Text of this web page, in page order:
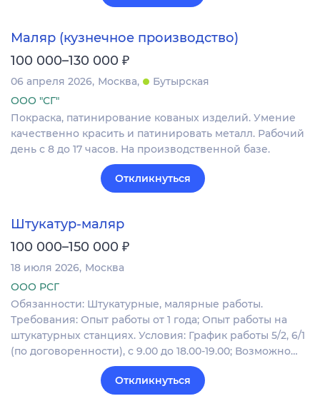
Маляр (кузнечное производство)
100 000–130 000 ₽
06 апреля 2026 Москва
Бутырская
ООО "СГ"
Покраска, патинирование кованых изделий. Умение
качественно красить и патинировать металл. Рабочий
день с 8 до 17 часов. На производственной базе.
Откликнуться
Штукатур-маляр
100 000–150 000 ₽
18 июля 2026 Москва
ООО РСГ
Обязанности: Штукатурные, малярные работы.
Требования: Опыт работы от 1 года; Опыт работы на
штукатурных станциях. Условия: График работы 5/2, 6/1
(по договоренности), с 9.00 до 18.00-19.00; Возможно…
Откликнуться